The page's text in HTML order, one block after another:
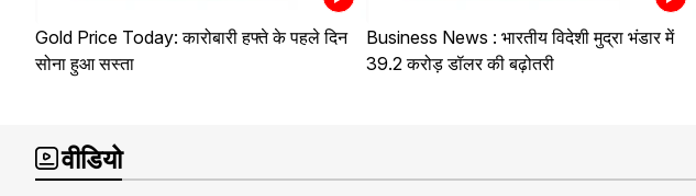
Gold Price Today: कारोबारी हफ्ते के पहले दिन
सोना हुआ सस्ता
Business News : भारतीय विदेशी मुद्रा भंडार में
39.2 करोड़ डॉलर की बढ़ोतरी
वीडियो